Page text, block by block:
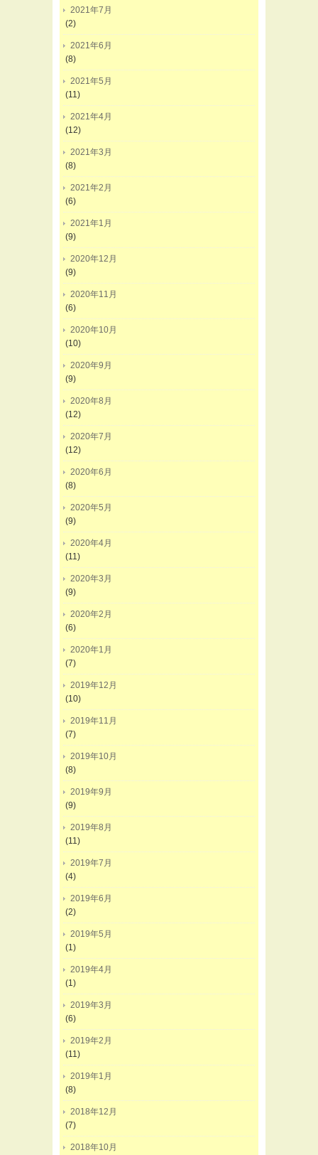
2021年7月
(2)
2021年6月
(8)
2021年5月
(11)
2021年4月
(12)
2021年3月
(8)
2021年2月
(6)
2021年1月
(9)
2020年12月
(9)
2020年11月
(6)
2020年10月
(10)
2020年9月
(9)
2020年8月
(12)
2020年7月
(12)
2020年6月
(8)
2020年5月
(9)
2020年4月
(11)
2020年3月
(9)
2020年2月
(6)
2020年1月
(7)
2019年12月
(10)
2019年11月
(7)
2019年10月
(8)
2019年9月
(9)
2019年8月
(11)
2019年7月
(4)
2019年6月
(2)
2019年5月
(1)
2019年4月
(1)
2019年3月
(6)
2019年2月
(11)
2019年1月
(8)
2018年12月
(7)
2018年10月